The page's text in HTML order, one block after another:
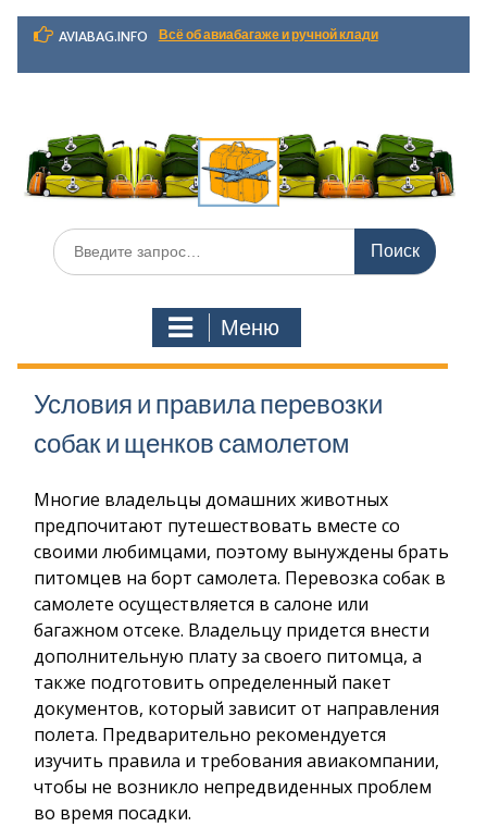
Перейти
содержимому
AVIABAG.INFO Всё об авиабагаже и ручной клади
Искать:
Меню
Условия и правила перевозки
собак и щенков самолетом
Многие владельцы домашних животных
предпочитают путешествовать вместе со
своими любимцами, поэтому вынуждены брать
питомцев на борт самолета. Перевозка собак в
самолете осуществляется в салоне или
багажном отсеке. Владельцу придется внести
дополнительную плату за своего питомца, а
также подготовить определенный пакет
документов, который зависит от направления
полета. Предварительно рекомендуется
изучить правила и требования авиакомпании,
чтобы не возникло непредвиденных проблем
во время посадки.